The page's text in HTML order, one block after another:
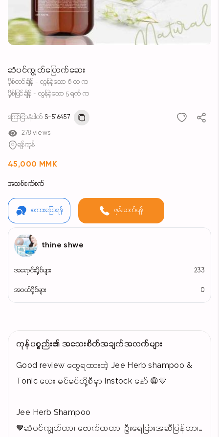
ဆံပင်ကျွတ်ပြောက်ဆေး
ပို့စ်တင်ချိန် - လွန်ခဲ့သော 6 လ က
ပို့စ်ပြင်ချိန် - လွန်ခဲ့သော 5 ရက် က
ကြော်ငြာနံပါတ် S-516457
278 views
ရန်ကုန်
45,000 MMK
အသစ်စက်စက်
စကားပြောရန် ဖုန်းဆက်ရန်
thine shwe
အရောင်းပို့စ်များ 233
အဝယ်ပို့စ်များ 0
ကုန်ပစ္စည်း၏ အသေးစိတ်အချက်အလက်များ
Good review တွေရထားတဲ့ Jee Herb shampoo &
Tonic လေး မင်မင်တို့စီမှာ Instock နော် 😩🤎
Jee Herb Shampoo
🤎ဆံပင်ကျွတ်တာ၊ ဗောက်ထတာ၊ ဦးရေပြားအဆီပြန်တာ၊